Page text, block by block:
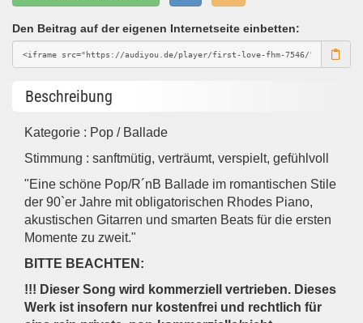
Den Beitrag auf der eigenen Internetseite einbetten:
Beschreibung
Kategorie : Pop / Ballade
Stimmung : sanftmütig, verträumt, verspielt, gefühlvoll
"Eine schöne Pop/R´nB Ballade im romantischen Stile
der 90`er Jahre mit obligatorischen Rhodes Piano,
akustischen Gitarren und smarten Beats für die ersten
Momente zu zweit."
BITTE BEACHTEN:
!!! Dieser Song wird kommerziell vertrieben. Dieses
Werk ist insofern nur kostenfrei und rechtlich für